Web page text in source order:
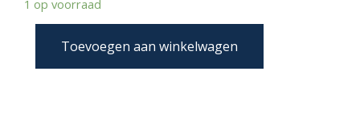
1 op voorraad
Toevoegen aan winkelwagen